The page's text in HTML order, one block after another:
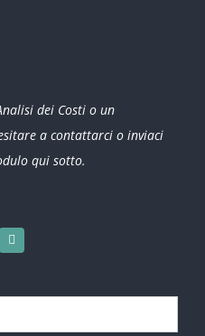
dei Costi o un
a contattarci o inviaci
qui sotto.